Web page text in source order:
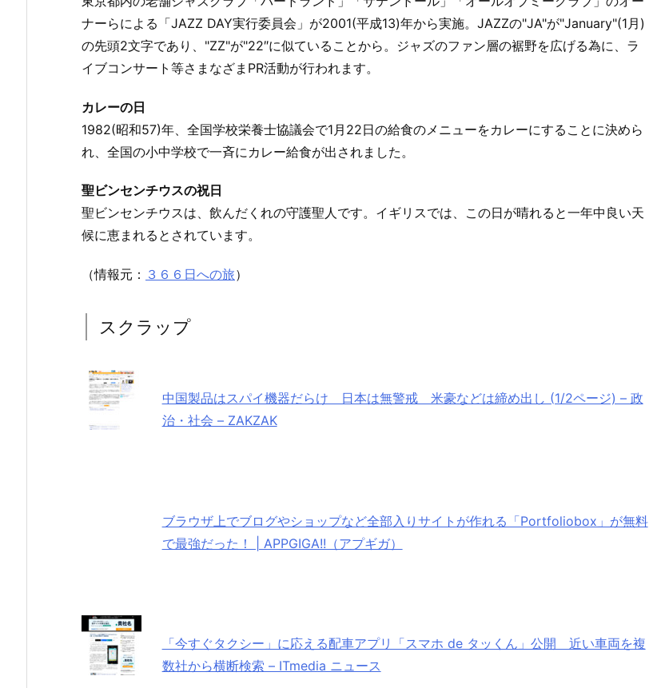
ナーらによる「JAZZ DAY実行委員会」が2001(平成13)年から実施。JAZZの"JA"が"January"(1月)
の先頭2文字であり、"ZZ"が"22″に似ていることから。ジャズのファン層の裾野を広げる為に、ラ
イブコンサート等さまなざまPR活動が行われます。
カレーの日
1982(昭和57)年、全国学校栄養士協議会で1月22日の給食のメニューをカレーにすることに決めら
れ、全国の小中学校で一斉にカレー給食が出されました。
聖ビンセンチウスの祝日
聖ビンセンチウスは、飲んだくれの守護聖人です。イギリスでは、この日が晴れると一年中良い天
候に恵まれるとされています。
（情報元： ３６６日への旅）
スクラップ
中国製品はスパイ機器だらけ 日本は無警戒 米豪などは締め出し (1/2ページ) – 政
治・社会 – ZAKZAK
ブラウザ上でブログやショップなど全部入りサイトが作れる「Portfoliobox」が無料
で最強だった！ | APPGIGA!!（アプギガ）
「今すぐタクシー」に応える配車アプリ「スマホ de タッくん」公開 近い車両を複
数社から横断検索 – ITmedia ニュース